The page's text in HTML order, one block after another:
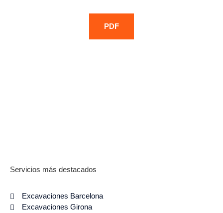
PDF
Servicios más destacados
Excavaciones Barcelona
Excavaciones Girona